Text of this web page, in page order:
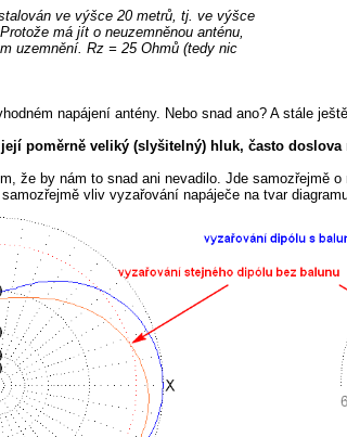
ve výšce 20 metrů, tj. ve výšce
má jít o neuzemněnou anténu,
uzemnění. Rz = 25 Ohmů (tedy nic
napájení antény. Nebo snad ano? A stále
poměrně veliký (slyšitelný) hluk, často
že by nám to snad ani nevadilo. Jde
vliv vyzařování napáječe na tvar